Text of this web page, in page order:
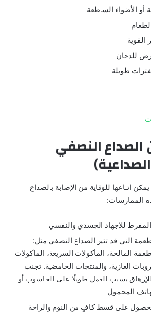
أو الأضواء الساطعة
القوية
للدخان
طويلة
الصداع النصفي
اتباعها للوقاية من الإصابة بالصداع
الممارسات:
للإجهاد الجسدي والنفسي
التي قد تثير الصداع النصفي مثل:
المالحة، المأكولات السريعة، المأكولات
الغازية، والمنتجات الحامضية. تجنب
بسبب العمل طويلًا على الحاسوب أو
المحمول
على قسط كافٍ من النوم والراحة